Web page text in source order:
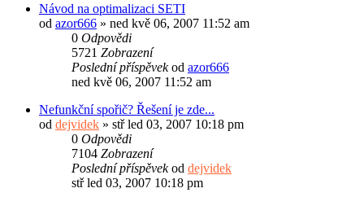
Návod na optimalizaci SETI
od azor666 » ned kvě 06, 2007 11:52 am
0 Odpovědi
5721 Zobrazení
Poslední příspěvekod azor666
ned kvě 06, 2007 11:52 am
Nefunkční spořič? Řešení je zde...
od dejvidek » stř led 03, 2007 10:18 pm
0 Odpovědi
7104 Zobrazení
Poslední příspěvekod dejvidek
stř led 03, 2007 10:18 pm